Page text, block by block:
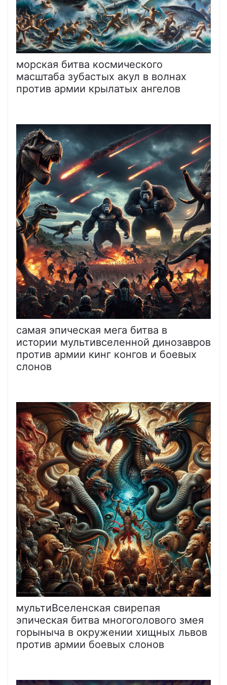
морская битва космического
масштаба зубастых акул в волнах
против армии крылатых ангелов
самая эпическая мега битва в
истории мультивселенной динозавров
против армии кинг конгов и боевых
слонов
мультиВселенская свирепая
эпическая битва многоголового змея
горыныча в окружении хищных львов
против армии боевых слонов